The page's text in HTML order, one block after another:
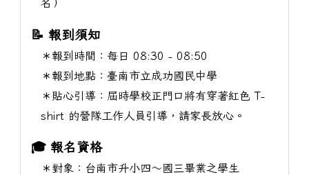
名）
📝 報到須知
＊報到時間：每日 08:30 - 08:50
＊報到地點：臺南市立成功國民中學
＊貼心引導：屆時學校正門口將有穿著紅色 T-
shirt 的營隊工作人員引導，請家長放心。
🎓 報名資格
＊對象：台南市升小四～國三畢業之學生